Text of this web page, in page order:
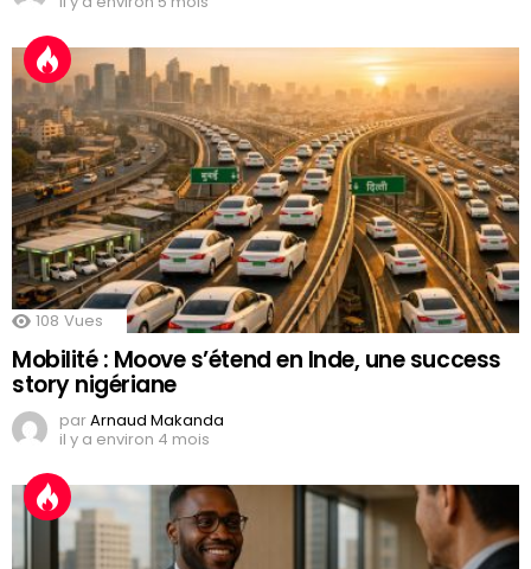
108 Vues
Mobilité : Moove s’étend en Inde, une success
story nigériane
parArnaud Makanda
il y a environ 4 mois